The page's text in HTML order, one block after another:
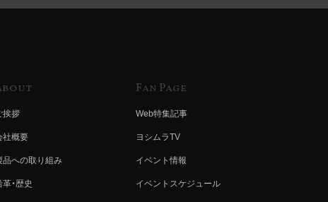
挨拶
社概要
品への取り組み
革・歴史
Fan Page
Web特集記事
ヨシムラTV
イベント情報
イベントスケジュール